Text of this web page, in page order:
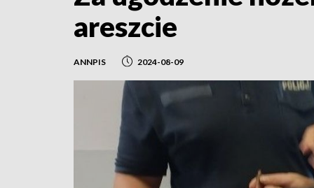
areszcie
ANNPIS 2024-08-09